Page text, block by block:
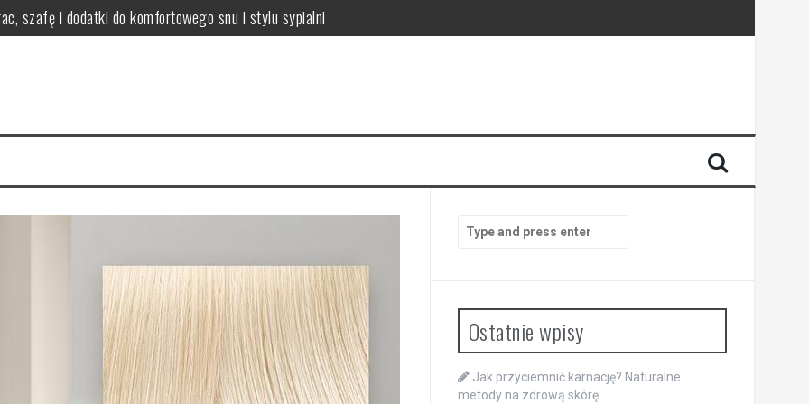
szafę i dodatki do komfortowego snu i stylu sypialni
wskazówki i porady
i łagodzić?
na zdrową skórę
for:
Ostatnie wpisy
Jak przyciemnić karnację? Naturalne
metody na zdrową skórę